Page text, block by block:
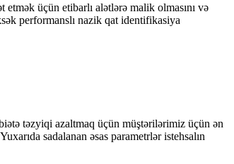
üçün etibarlı alətlərə malik olmasını və
performanslı nazik qat identifikasiya
təzyiqi azaltmaq üçün müştərilərimiz üçün ən
sadalanan əsas parametrlər istehsalın